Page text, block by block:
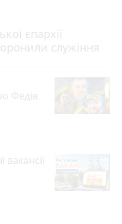
єпархії
служіння
Федів
вакансії